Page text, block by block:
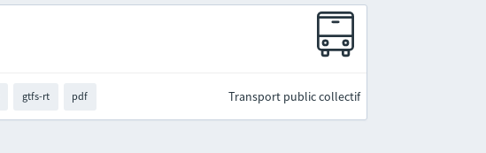
gtfs-rt pdf Transport public collectif